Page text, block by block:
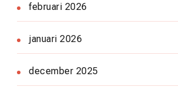
februari 2026
januari 2026
december 2025